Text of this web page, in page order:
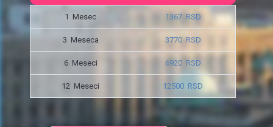
1 Mesec 1367 RSD
3 Meseca 3770 RSD
6 Meseci 6920 RSD
12 Meseci 12500 RSD